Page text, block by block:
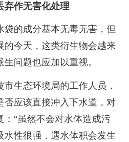
作无害化处理
的成分基本无毒无害，但
的今天，这类衍生物会越来
问题也应加以重视。
生态环境局的工作人员，
否应该直接冲入下水道，对
：“虽然不会对水体造成污
水性很强，遇水体积会发生